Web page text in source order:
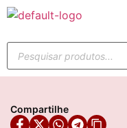
Compartilhe